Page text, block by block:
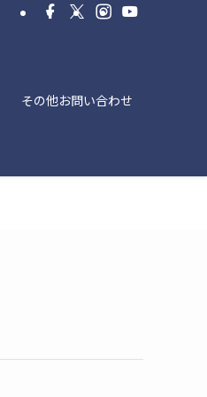
その他お問い合わせ